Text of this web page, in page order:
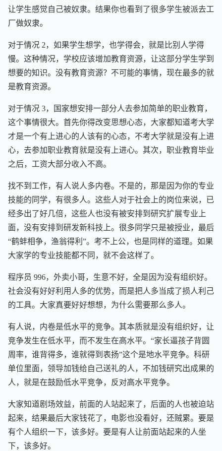
让学生感觉自己被奴隶。结果你也看到了很多学生被派去工
厂做奴隶。
对于情况 2，如果学生想学，也学得会，就是比别人学得
慢。这种情况，学校应该增加教育资源，让这部分学生学到
想要的知识。没有教育资源？不可能的事情，现在最多的就
是教育资源。
对于情况 3，国家想安排一部分人去参加简单的职业教育，
这个事情很大。首先你得改变思想心态，大家都知道考大学
才是一个有上进心的人该有的心态，不考大学就是没有上进
心，去参加职业教育就是没有上进心。其次，职业教育毕业
之后，工资大部分收入不高。
找不到工作，有人说人多内卷。不是的，那是因为你的专业
技能的同学，有很多人。这些人对于社会上的岗位来说，已
经多出了好几倍，这些人也没有被安排到研究扩展专业上
面，没有安排到研发新科技上。很多同学只是被授业，最后
“鹤蚌相争，渔翁得利”。考不上公，也是同样的道理。如果
大家学的专业技能都不同，就不会这样了。
程序员 996，外卖小哥，生意不好，全是因为没有组织好。
社会没有好好利用人多的优势，而是把人多当成了损人利己
的工具。大家真要好好想想，为什么需要那么多人。
有人说，内卷是低水平的竞争。其本质就是没有组织好，让
竞争发生在低水平，而不发生在高水平。“家长逼孩子背圆
周率，谁背得多，谁就得到表扬”这个是地水平竞争。科研
单位里面，领导加钱给自己送礼的人，不加钱研究出成果的
人，就是在鼓励低水平竞争，反对高水平竞争。
大家知道剧场效益，前面的人站起来了，后面的人也被迫站
起来，结果最后大家钱花了，电影也没看好，还贼累。要是
有个人组织一下，该多好。要是有人让前面站起来的人坐
下，该多好。